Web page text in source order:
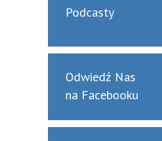
Podcasty
Odwiedź Nas
na Facebooku